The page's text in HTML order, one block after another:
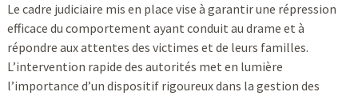
Le cadre judiciaire mis en place vise à garantir une répression
efficace du comportement ayant conduit au drame et à
répondre aux attentes des victimes et de leurs familles.
L’intervention rapide des autorités met en lumière
l’importance d’un dispositif rigoureux dans la gestion des